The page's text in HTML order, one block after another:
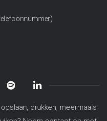
drukken, meermaals